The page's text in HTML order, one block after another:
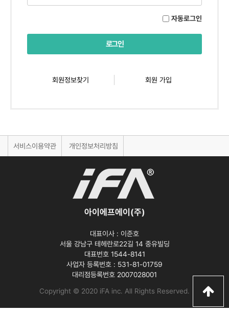
자동로그인
회원정보찾기 회원 가입
서비스이용약관 개인정보처리방침
아이에프에이(주)
대표이사 : 이준호
서울 강남구 테헤란로22길 14 중유빌딩
대표번호 1544-8141
사업자 등록번호 : 531-81-01759
대리점등록번호 2007028001
Copyright © 2020 iFA inc. All Rights Reserved.